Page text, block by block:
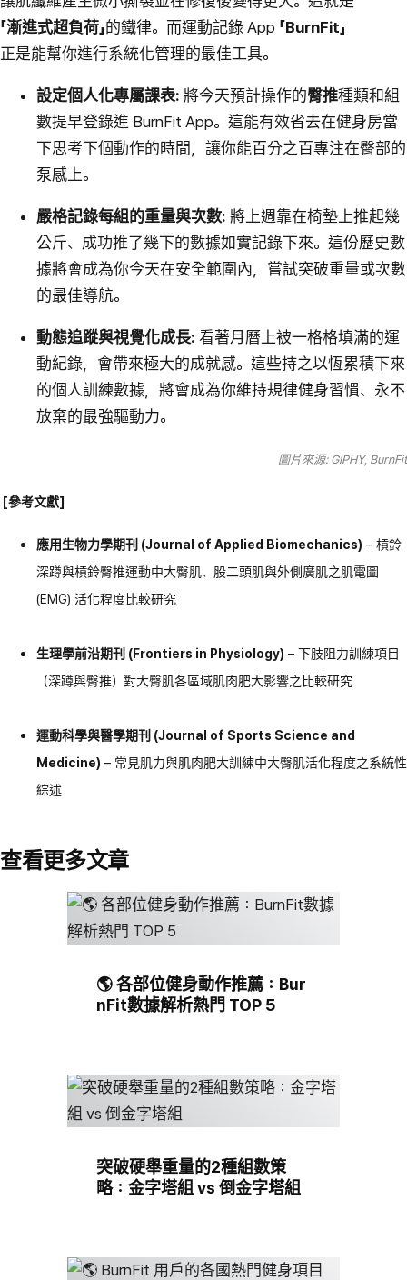
「漸進式超負荷」的鐵律。而運動記錄 App 「BurnFit」
正是能幫你進行系統化管理的最佳工具。
設定個人化專屬課表: 將今天預計操作的臀推種類和組
數提早登錄進 BurnFit App。這能有效省去在健身房當
下思考下個動作的時間，讓你能百分之百專注在臀部的
泵感上。
嚴格記錄每組的重量與次數: 將上週靠在椅墊上推起幾
公斤、成功推了幾下的數據如實記錄下來。這份歷史數
據將會成為你今天在安全範圍內，嘗試突破重量或次數
的最佳導航。
動態追蹤與視覺化成長: 看著月曆上被一格格填滿的運
動紀錄，會帶來極大的成就感。這些持之以恆累積下來
的個人訓練數據，將會成為你維持規律健身習慣、永不
放棄的最強驅動力。
圖片來源: GIPHY, BurnFit
[參考文獻]
應用生物力學期刊 (Journal of Applied Biomechanics) – 槓鈴
深蹲與槓鈴臀推運動中大臀肌、股二頭肌與外側廣肌之肌電圖
(EMG) 活化程度比較研究
生理學前沿期刊 (Frontiers in Physiology) – 下肢阻力訓練項目
（深蹲與臀推）對大臀肌各區域肌肉肥大影響之比較研究
運動科學與醫學期刊 (Journal of Sports Science and
Medicine) – 常見肌力與肌肉肥大訓練中大臀肌活化程度之系統性
綜述
查看更多文章
🌎 各部位健身動作推薦：Bur
nFit數據解析熱門 TOP 5
突破硬舉重量的2種組數策
略：金字塔組 vs 倒金字塔組